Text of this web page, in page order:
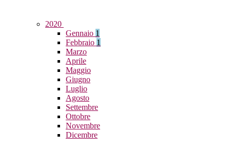
2020
Gennaio 1
Febbraio 1
Marzo
Aprile
Maggio
Giugno
Luglio
Agosto
Settembre
Ottobre
Novembre
Dicembre